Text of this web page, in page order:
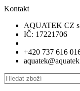
Kontakt
AQUATEK CZ
IČ: 17221706
+420 737 616